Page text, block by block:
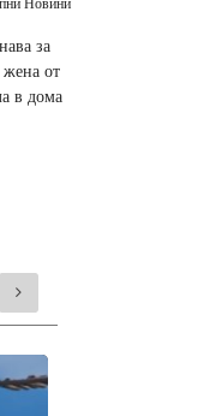
за
от
в дома